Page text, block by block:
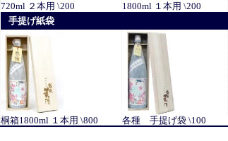
720ml ２本用 \200 1800ml １本用 \200
手提げ紙袋
桐箱1800ml １本用 \800 各種 手提げ袋 \100